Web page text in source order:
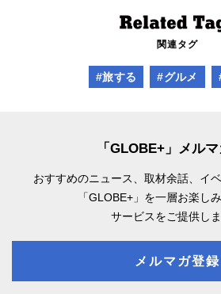
関連タグ
#旅する #グルメ
「GLOBE+」メル
おすすめのニュース、取材余話、 イ
「GLOBE+」を一層お楽し
サービスをご提供しま
メルマガ登録